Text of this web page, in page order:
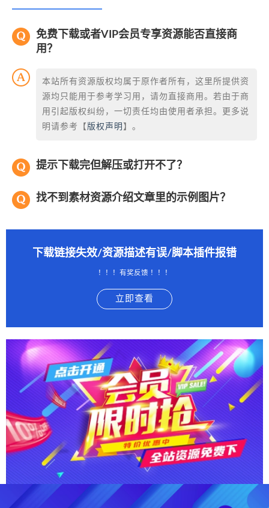
免费下载或者VIP会员专享资源能否直接商
用？
本站所有资源版权均属于原作者所有，这里所提供资
源均只能用于参考学习用，请勿直接商用。若由于商
用引起版权纠纷，一切责任均由使用者承担。更多说
明请参考【 版权声明 】。
提示下载完但解压或打开不了？
找不到素材资源介绍文章里的示例图片？
下载链接失效/资源描述有误/脚本插件报错
！！！有奖反馈 ！！！
立即查看